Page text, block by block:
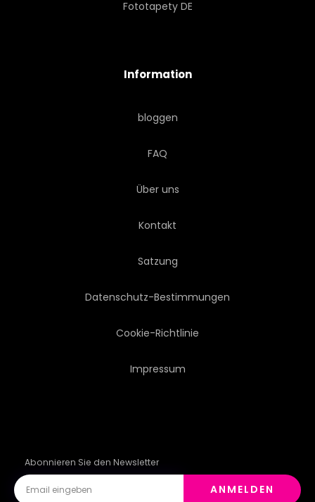
Fototapety DE
Information
bloggen
FAQ
Über uns
Kontakt
Satzung
Datenschutz-Bestimmungen
Cookie-Richtlinie
Impressum
Abonnieren Sie den Newsletter
ANMELDEN